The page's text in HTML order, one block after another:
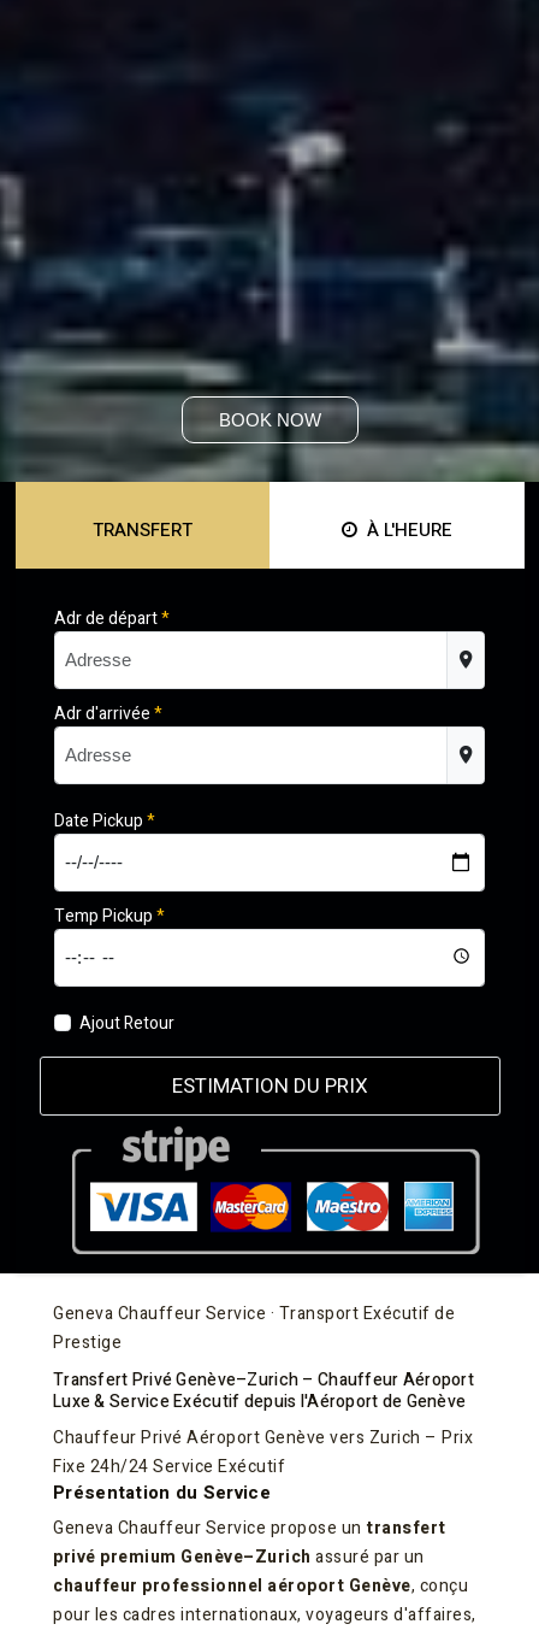
BOOK NOW
TRANSFERT À L'HEURE
Adr de départ*
Adr d'arrivée*
Date Pickup*
Temp Pickup*
Ajout Retour
ESTIMATION DU PRIX
Geneva Chauffeur Service · Transport Exécutif de
Prestige
Transfert Privé Genève–Zurich – Chauffeur Aéroport
Luxe & Service Exécutif depuis l'Aéroport de Genève
Chauffeur Privé Aéroport Genève vers Zurich – Prix
Fixe 24h/24 Service Exécutif
Présentation du Service
Geneva Chauffeur Service propose un transfert
privé premium Genève–Zurich assuré par un
chauffeur professionnel aéroport Genève, conçu
pour les cadres internationaux, voyageurs d'affaires,